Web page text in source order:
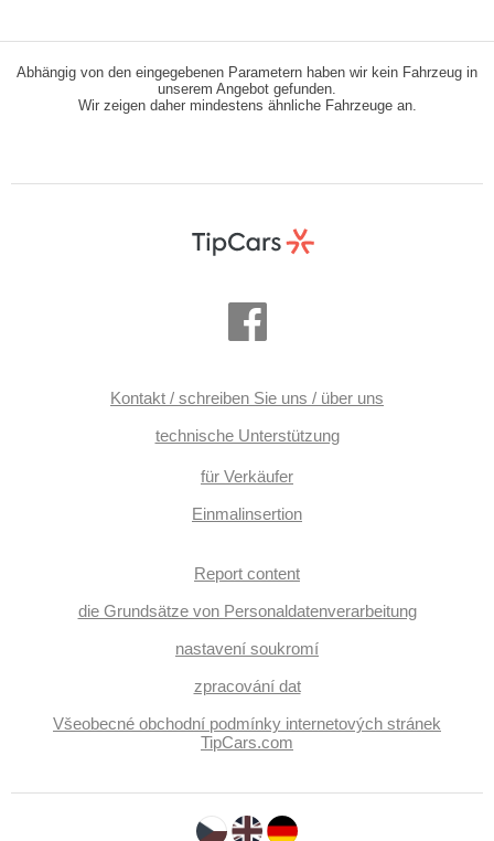
Abhängig von den eingegebenen Parametern haben wir kein Fahrzeug in
unserem Angebot gefunden.
Wir zeigen daher mindestens ähnliche Fahrzeuge an.
Kontakt / schreiben Sie uns / über uns
technische Unterstützung
für Verkäufer
Einmalinsertion
Report content
die Grundsätze von Personaldatenverarbeitung
nastavení soukromí
zpracování dat
Všeobecné obchodní podmínky internetových stránek
TipCars.com